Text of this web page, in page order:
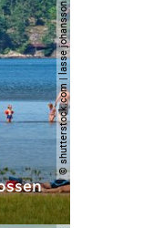
© shutterstock.com | lasse johansson